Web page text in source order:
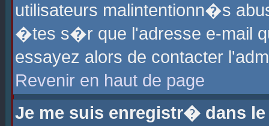
utilisateurs malintentionn�s
�tes s�r que l'adresse e-mail
essayez alors de contacter
Revenir en haut de page
Je me suis enregistr� dans